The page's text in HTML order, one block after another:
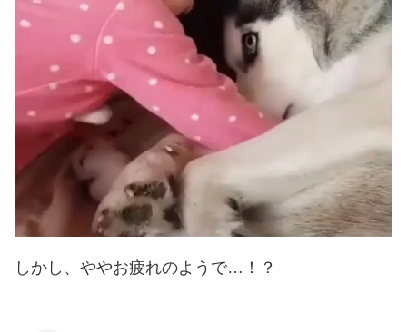
しかし、ややお疲れのようで…！？